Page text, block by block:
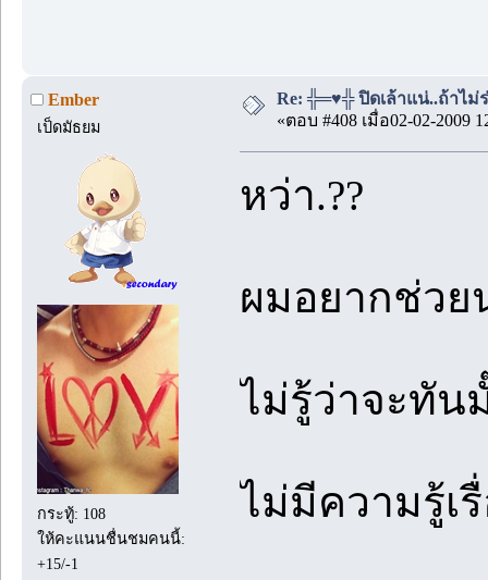
Ember
เป็ดมัธยม
กระทู้: 108
ให้คะแนนชื่นชมคนนี้:
+15/-1
Re: ╬═♥╬ ปิดเล้าแน่..ถ้าไ
«ตอบ #408 เมื่อ02-02-2009
หว่า.??
ผมอยากช่วย
ไม่รู้ว่าจะทัน
ไม่มีความรู้เ